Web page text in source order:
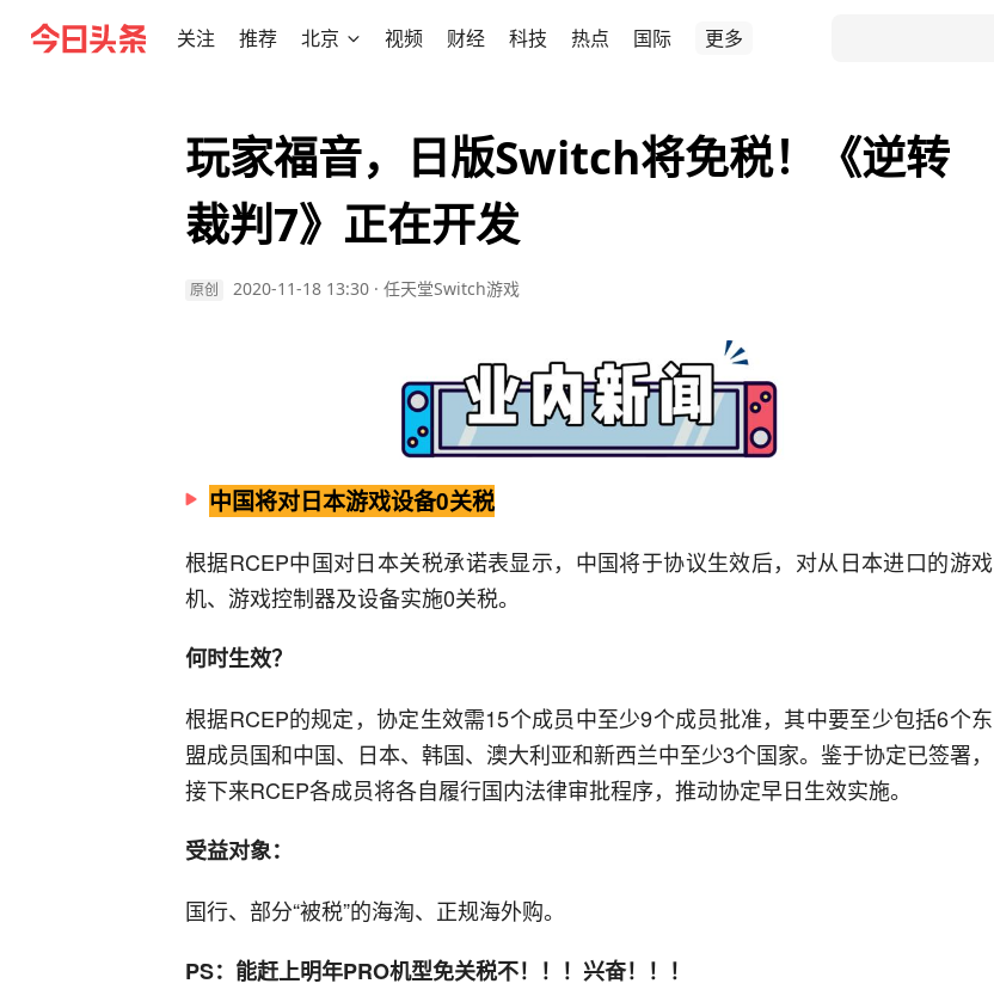
关注 推荐 北京 视频 财经 科技 热点 国际 更多
玩家福音，日版Switch将免税！《逆转
裁判7》正在开发
原创 2020-11-18 13:30 · 任天堂Switch游戏
中国将对日本游戏设备0关税
根据RCEP中国对日本关税承诺表显示，中国将于协议生效后，对从日本进口的游戏
机、游戏控制器及设备实施0关税。
何时生效？
根据RCEP的规定，协定生效需15个成员中至少9个成员批准，其中要至少包括6个东
盟成员国和中国、日本、韩国、澳大利亚和新西兰中至少3个国家。鉴于协定已签署，
接下来RCEP各成员将各自履行国内法律审批程序，推动协定早日生效实施。
受益对象：
国行、部分“被税”的海淘、正规海外购。
PS：能赶上明年PRO机型免关税不！！！兴奋！！！